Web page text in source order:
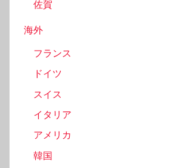
佐賀
海外
フランス
ドイツ
スイス
イタリア
アメリカ
韓国